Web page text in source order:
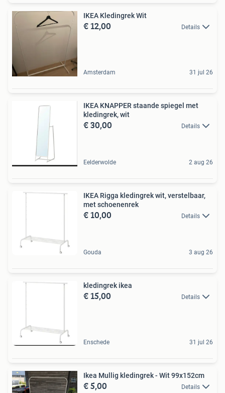
IKEA Kledingrek Wit
€ 12,00 Details
Amsterdam 31 jul 26
IKEA KNAPPER staande spiegel met
kledingrek, wit
€ 30,00 Details
Eelderwolde 2 aug 26
IKEA Rigga kledingrek wit, verstelbaar,
met schoenenrek
€ 10,00 Details
Gouda 3 aug 26
kledingrek ikea
€ 15,00 Details
Enschede 31 jul 26
Ikea Mullig kledingrek - Wit 99x152cm
€ 5,00 Details